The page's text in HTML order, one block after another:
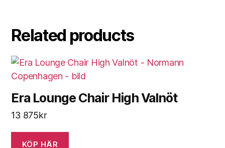
Related products
Era Lounge Chair High Valnöt
13 875kr
KÖP HÄR